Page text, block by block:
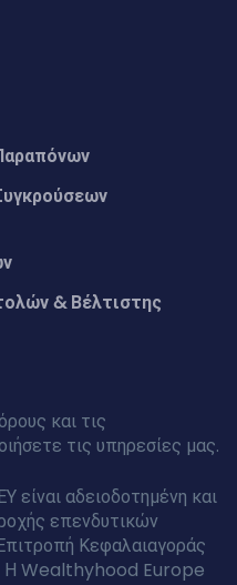
& Βέλτιστης
και τις
τις υπηρεσίες μας.
αδειοδοτημένη και
επενδυτικών
Κεφαλαιαγοράς
Η Wealthyhood Europe